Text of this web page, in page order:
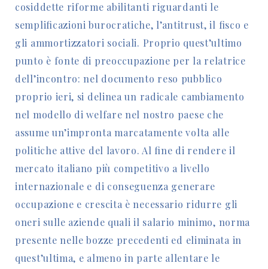
cosiddette riforme abilitanti riguardanti le
semplificazioni burocratiche, l’antitrust, il fisco e
gli ammortizzatori sociali. Proprio quest’ultimo
punto è fonte di preoccupazione per la relatrice
dell’incontro: nel documento reso pubblico
proprio ieri, si delinea un radicale cambiamento
nel modello di welfare nel nostro paese che
assume un’impronta marcatamente volta alle
politiche attive del lavoro. Al fine di rendere il
mercato italiano più competitivo a livello
internazionale e di conseguenza generare
occupazione e crescita è necessario ridurre gli
oneri sulle aziende quali il salario minimo, norma
presente nelle bozze precedenti ed eliminata in
quest’ultima, e almeno in parte allentare le